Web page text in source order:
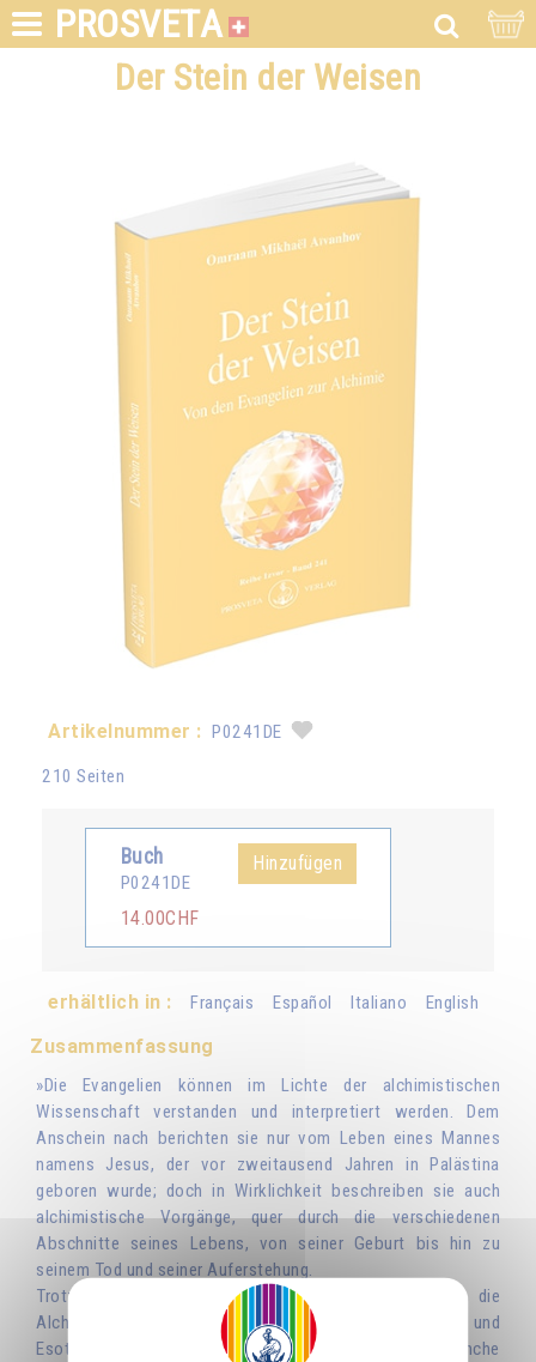
PROSVETA
Der Stein der Weisen
Artikelnummer : P0241DE
210 Seiten
Buch
P0241DE
14.00CHF
Hinzufügen
erhältlich in : Français Español Italiano English
Zusammenfassung
»Die Evangelien können im Lichte der alchimistischen
Wissenschaft verstanden und interpretiert werden. Dem
Anschein nach berichten sie nur vom Leben eines Mannes
namens Jesus, der vor zweitausend Jahren in Palästina
geboren wurde; doch in Wirklichkeit beschreiben sie auch
alchimistische Vorgänge, quer durch die verschiedenen
Abschnitte seines Lebens, von seiner Geburt bis hin zu
seinem Tod und seiner Auferstehung.
Trotz aller Verurteilungen durch die Geistlichkeit hat die
Alchimie seit dem Mittelalter die christliche Mystik und
Esoterik zutiefst durchdrungen. Und wenn man manche